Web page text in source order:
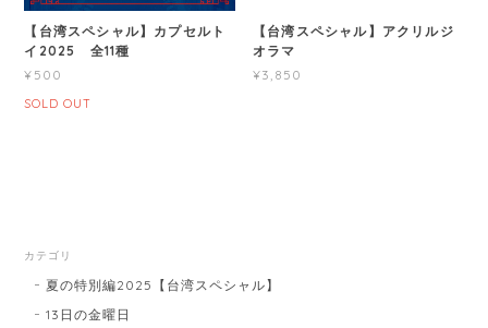
【台湾スペシャル】カプセルト
イ2025 全11種
¥500
SOLD OUT
【台湾スペシャル】アクリルジ
オラマ
¥3,850
カテゴリ
夏の特別編2025【台湾スペシャル】
13日の金曜日